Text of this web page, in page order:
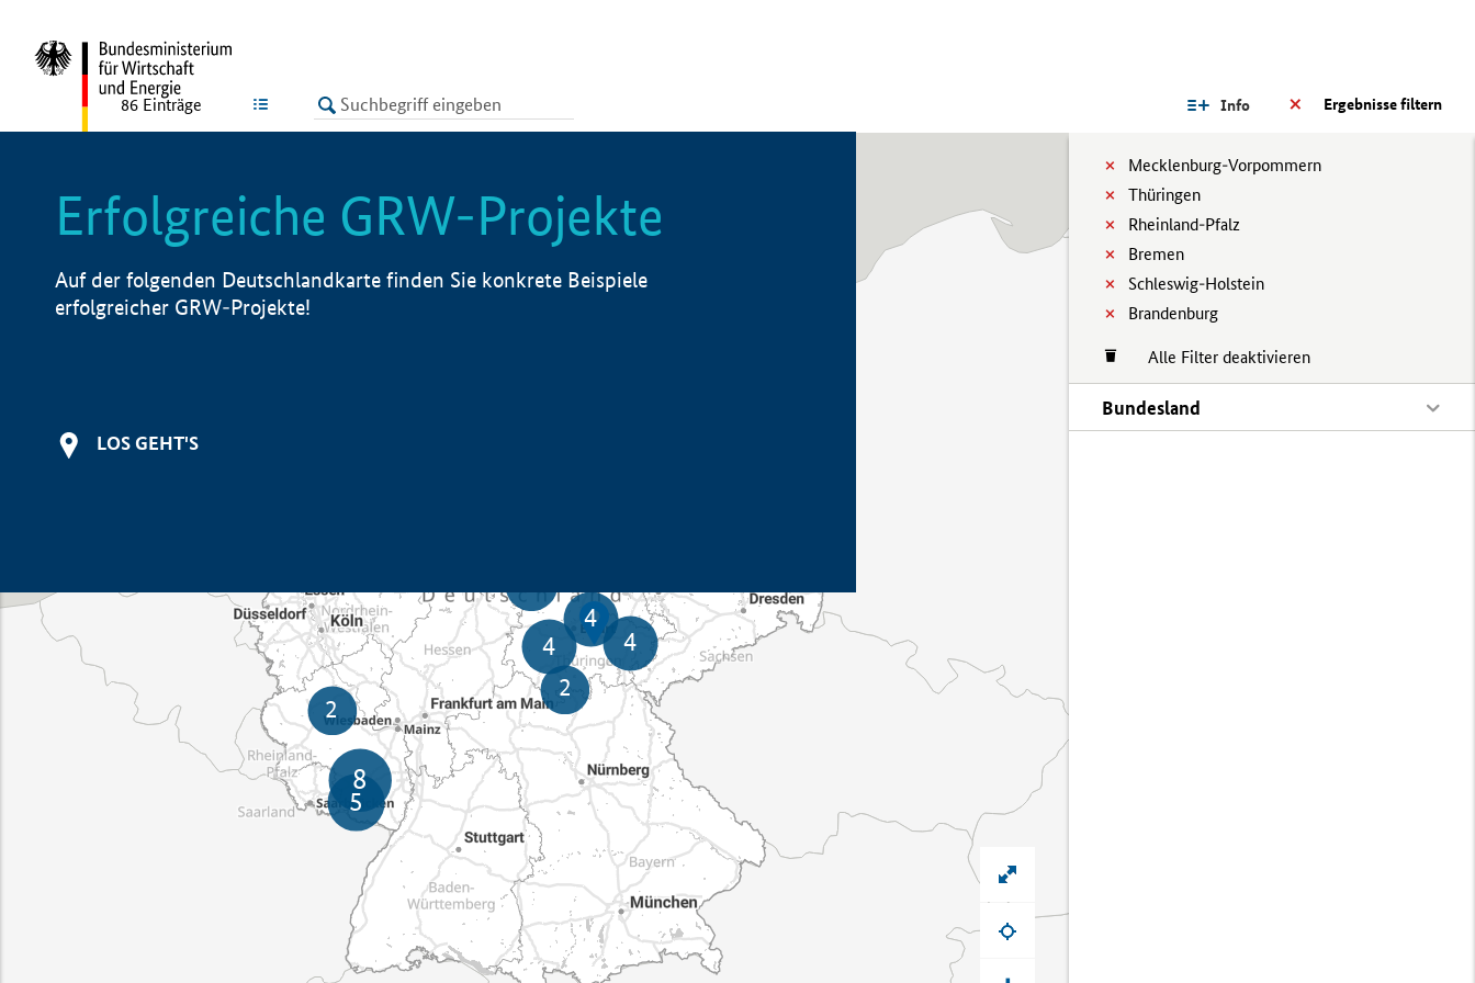
LISTE Ergebnisse filtern
Info
Mecklenburg-Vorpommern
Thüringen
Rheinland-Pfalz
Bremen
Schleswig-Holstein
Brandenburg
Alle Filter deaktivieren
Bundesland
86 Einträge
Erfolgreiche GRW-Projekte
Auf der folgenden Deutschlandkarte finden Sie konkrete Beispiele
erfolgreicher GRW-Projekte!
LOS GEHT'S